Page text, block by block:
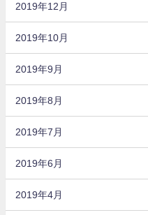
2019年12月
2019年10月
2019年9月
2019年8月
2019年7月
2019年6月
2019年4月